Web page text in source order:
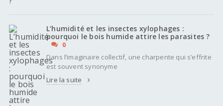
L’humidité et les insectes xylophages :
pourquoi le bois humide attire les parasites ?
0
Dans l’imaginaire collectif, une charpente qui s’effrite
est souvent synonyme
Lire la suite